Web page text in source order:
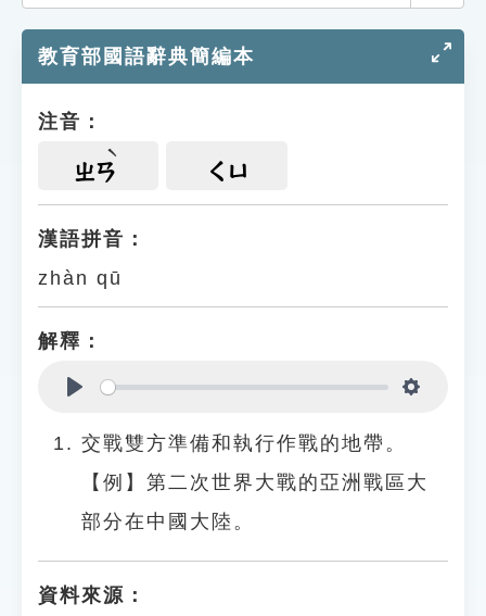
單字索引
遊戲專區
貓頭鷹博士
教育部國語辭典簡編本
注音：
ㄓㄢ ㄑㄩ
漢語拼音：
zhàn qū
解釋：
交戰雙方準備和執行作戰的地帶。
【例】第二次世界大戰的亞洲戰區大
部分在中國大陸。
資料來源：